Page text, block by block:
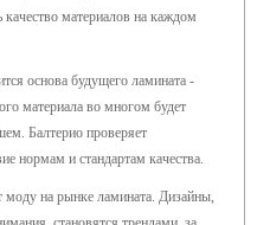
качество материалов на каждом
основа будущего ламината -
материала во многом будет
Балтерио проверяет
нормам и стандартам качества.
моду на рынке ламината. Дизайны,